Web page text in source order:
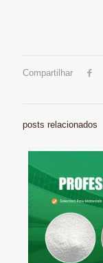
Compartilhar
posts relacionados